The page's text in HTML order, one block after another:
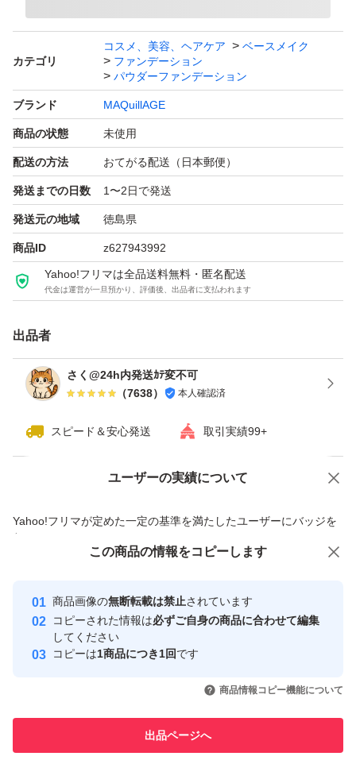
ブランド：MAQuillAGE
日本郵便のポスト投函による配送予定です。
未開封未使用ですが、自宅保管のため、神経質な方はご遠
慮ください。
よろしくお願いします。
カテゴリ
コスメ、美容、ヘアケア
ベースメイク
ファンデーション
パウダーファンデーション
ブランド MAQuillAGE
商品の状態 未使用
配送の方法 おてがる配送（日本郵便）
発送までの日数 1〜2日で発送
発送元の地域 徳島県
商品ID z627943992
Yahoo!フリマは全品送料無料・匿名配送
代金は運営が一旦預かり、評価後、出品者に支払われます
出品者
さく@24h内発送ｶﾃ変不可
（7638） 本人確認済
スピード＆安心発送 取引実績99+
ユーザーの実績について
Yahoo!フリマが定めた一定の基準を満たしたユーザーにバッジを
付与しています
安心取引出品者
心・安全なユーザーです
取引実績
引を完了させた実績があります
での取引実績があります
価格の相談 商品への質問
この商品の情報をコピーします
商品画像の無断転載は禁止されています
コピーされた情報は必ずご自身の商品に合わせて編集
してください
コピーは1商品につき1回です
商品情報コピー機能について
出品ページへ
この商品をみている人にオススメ